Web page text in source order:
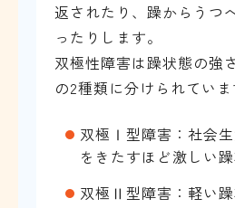
返されたり、躁からうつ
ったりします。
双極性障害は躁状態の強
の2種類に分けられていま
双極Ⅰ型障害：社会
をきたすほど激しい
双極Ⅱ型障害：軽い